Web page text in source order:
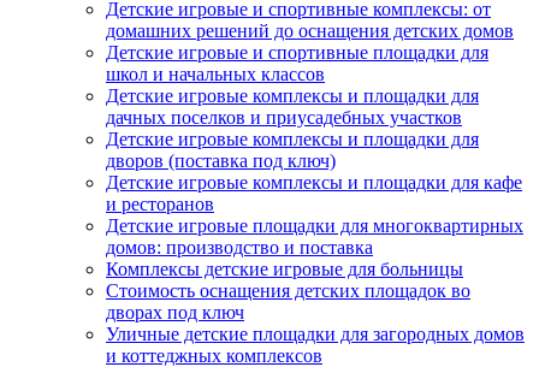
Детские игровые и спортивные комплексы: от
домашних решений до оснащения детских домов
Детские игровые и спортивные площадки для
школ и начальных классов
Детские игровые комплексы и площадки для
дачных поселков и приусадебных участков
Детские игровые комплексы и площадки для
дворов (поставка под ключ)
Детские игровые комплексы и площадки для кафе
и ресторанов
Детские игровые площадки для многоквартирных
домов: производство и поставка
Комплексы детские игровые для больницы
Стоимость оснащения детских площадок во
дворах под ключ
Уличные детские площадки для загородных домов
и коттеджных комплексов